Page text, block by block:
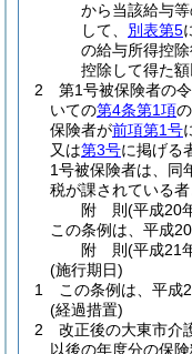
から当該給与
して、 別表第5
の給与所得控
控除して得た
2
第1号被保険者の
いての第4条第1項
保険者が前項第1号
又は第3号に掲げる
1号被保険者は、同
税が課されている者
附 則(平成20
この条例は、平成
附 則(平成21
(施行期日)
1
この条例は、平成
(経過措置)
2
改正後の大東市介
以後の年度分の保